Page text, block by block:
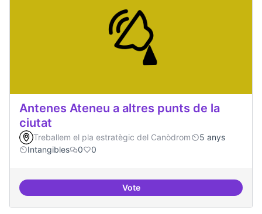
Antenes Ateneu a altres punts de la
ciutat
Treballem el pla estratègic del Canòdrom
5 anys
Intangibles
0 0
VoteAntenes Ateneu a altres punts